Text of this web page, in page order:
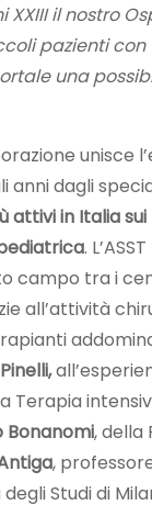
XXIII il nostro
pazienti con
una
unisce
anni dagli
attivi in Italia
.
campo tra i
all’attività
Terapia
Bonanomi, della
,
degli Studi di